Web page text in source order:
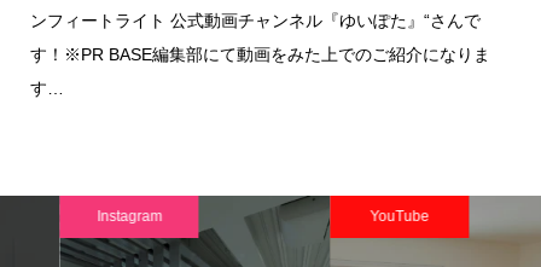
ンフィートライト 公式動画チャンネル『ゆいぽた』“さんで
す！※PR BASE編集部にて動画をみた上でのご紹介になりま
す…
Instagram YouTube